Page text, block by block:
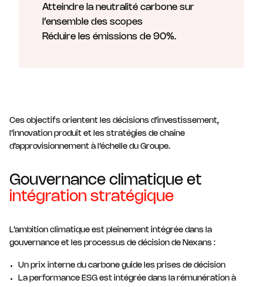
Atteindre la neutralité carbone sur
l’ensemble des scopes
Réduire les émissions de 90%.
Ces objectifs orientent les décisions d’investissement,
l’innovation produit et les stratégies de chaîne
d’approvisionnement à l’échelle du Groupe.
Gouvernance climatique et
intégration stratégique
L’ambition climatique est pleinement intégrée dans la
gouvernance et les processus de décision de Nexans :
Un prix interne du carbone guide les prises de décision
La performance ESG est intégrée dans la rémunération à